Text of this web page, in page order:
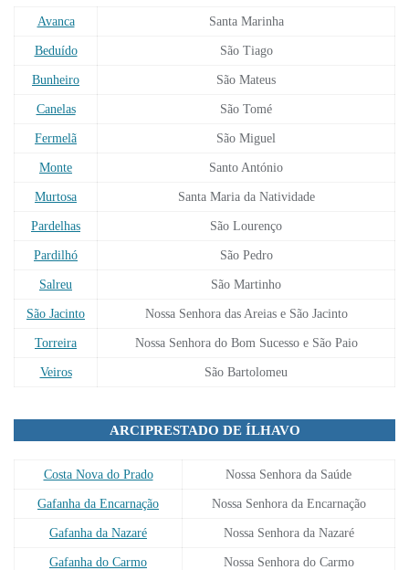
Avanca Santa Marinha
Beduído São Tiago
Bunheiro São Mateus
Canelas São Tomé
Fermelã São Miguel
Monte Santo António
Murtosa Santa Maria da Natividade
Pardelhas São Lourenço
Pardilhó São Pedro
Salreu São Martinho
São Jacinto Nossa Senhora das Areias e São Jacinto
Torreira Nossa Senhora do Bom Sucesso e São Paio
Veiros São Bartolomeu
ARCIPRESTADO DE ÍLHAVO
Costa Nova do Prado Nossa Senhora da Saúde
Gafanha da Encarnação Nossa Senhora da Encarnação
Gafanha da Nazaré Nossa Senhora da Nazaré
Gafanha do Carmo Nossa Senhora do Carmo